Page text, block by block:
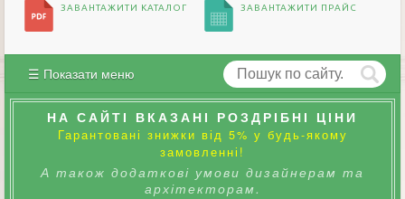
ЗАВАНТАЖИТИ КАТАЛОГ ЗАВАНТАЖИТИ ПРАЙС
☰ Показати меню
НА САЙТІ ВКАЗАНІ РОЗДРІБНІ ЦІНИ
Гарантовані знижки від 5% у будь-якому
замовленні!
А також додаткові умови дизайнерам та
архітекторам.